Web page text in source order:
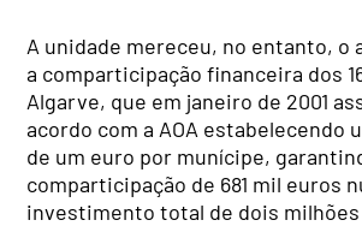
A unidade mereceu, no entanto, o
a comparticipação financeira dos
Algarve, que em janeiro de 2001
acordo com a AOA estabelecendo
de um euro por munícipe,
comparticipação de 681 mil euros
investimento total de dois